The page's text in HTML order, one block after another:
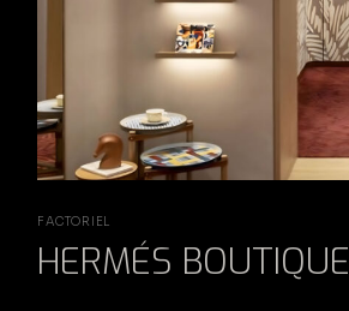
FACTORIEL
HERMÉS BOUTIQUE